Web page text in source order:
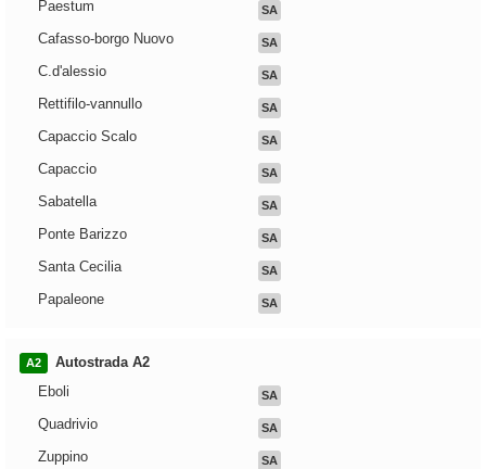
Paestum SA
Cafasso-borgo Nuovo SA
C.d'alessio SA
Rettifilo-vannullo SA
Capaccio Scalo SA
Capaccio SA
Sabatella SA
Ponte Barizzo SA
Santa Cecilia SA
Papaleone SA
A2
Autostrada A2
Eboli
SA
Quadrivio SA
Zuppino SA